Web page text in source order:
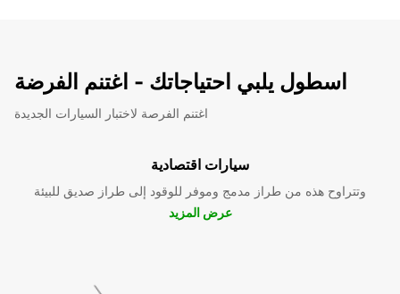
اسطول يلبي احتياجاتك - اغتنم الفرضة
اغتنم الفرصة لاختبار السيارات الجديدة
سيارات اقتصادية
وتتراوح هذه من طراز مدمج وموفر للوقود إلى طراز صديق للبيئة
عرض المزيد